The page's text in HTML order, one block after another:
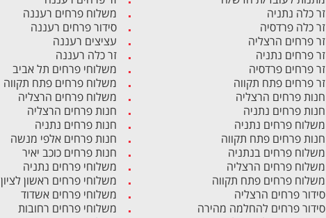
זר כלה נתניה
זר כלה פרדסיה
זר פרחים הרצליה
זר פרחים נתניה
זר פרחים פרדסיה
זר פרחים פתח תקווה
חנות פרחים הרצליה
חנות פרחים נתניה
משלוח פרחים נתניה
חנות פרחים פתח תקווה
משלוח פרחים בנתניה
משלוח פרחים הרצליה
משלוח פרחים פתח תקווה
סידור פרחים הרצליה
סידור פרחים להחלמה מהירה
משלוח פרחים רעננה
סידור פרחים רעננה
עציצים רעננה
זר כלה רעננה
משלוחי פרחים תל אביב
משלוח פרחים פתח תקווה
משלוח פרחים הרצליה
חנות פרחים הרצליה
חנות פרחים נתניה
חנות פרחים אלפי מנשה
חנות פרחים כוכב יאיר
משלוחי פרחים נתניה
משלוחי פרחים ראשון לציון
משלוחי פרחים אשדוד
משלוחי פרחים רחובות